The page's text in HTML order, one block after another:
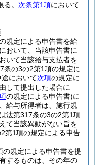
。 次条第1項において
規定による申告書を給
おいて、当該申告書に
いて当該給与支払者を
条の3の2第1項の規定に
において次項の規定に
して提出した場合に
の規定による申告書)に
給与所得者は、施行規
法第317条の3の2第1項
て当該異動がない旨を
第1項の規定による申告
規定による申告書を提
するものは、その年の